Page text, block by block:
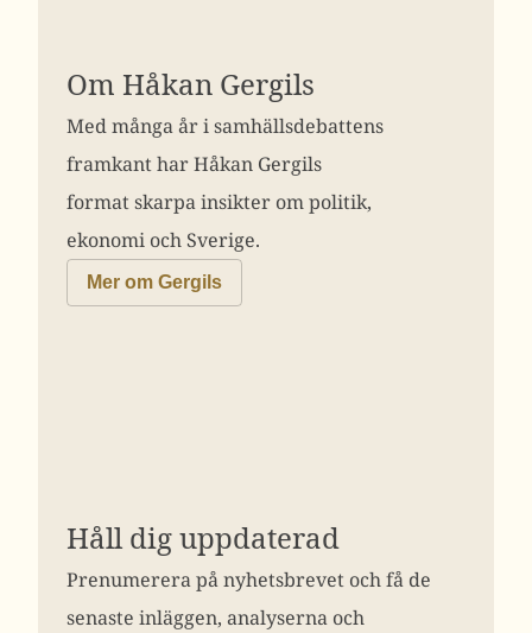
Om Håkan Gergils
Med många år i samhällsdebattens
framkant har Håkan Gergils
format skarpa insikter om politik,
ekonomi och Sverige.
Mer om Gergils
Håll dig uppdaterad
Prenumerera på nyhetsbrevet och få de
senaste inläggen, analyserna och